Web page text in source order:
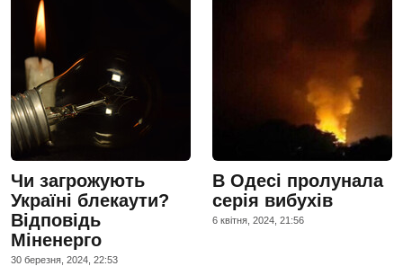
Чи загрожують
Україні блекаути?
Відповідь
Міненерго
30 березня, 2024, 22:53
В Одесі пролунала
серія вибухів
6 квiтня, 2024, 21:56